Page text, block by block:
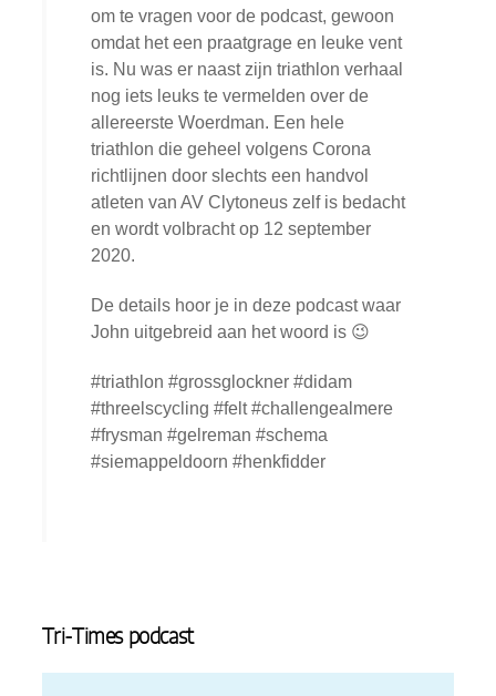
om te vragen voor de podcast, gewoon
omdat het een praatgrage en leuke vent
is. Nu was er naast zijn triathlon verhaal
nog iets leuks te vermelden over de
allereerste Woerdman. Een hele
triathlon die geheel volgens Corona
richtlijnen door slechts een handvol
atleten van AV Clytoneus zelf is bedacht
en wordt volbracht op 12 september
2020.
De details hoor je in deze podcast waar
John uitgebreid aan het woord is 😉
#triathlon #grossglockner #didam
#threelscycling #felt #challengealmere
#frysman #gelreman #schema
#siemappeldoorn #henkfidder
Tri-Times podcast